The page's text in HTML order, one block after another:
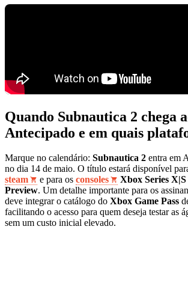
Quando Subnautica 2 chega
Antecipado e em quais
Marque no calendário: Subnautica 2 entra em
no dia 14 de maio. O título estará disponível
steam
e para os consoles Xbox Series X|S
Preview. Um detalhe importante para os
deve integrar o catálogo do Xbox Game Pass
facilitando o acesso para quem deseja testar as
sem um custo inicial elevado.